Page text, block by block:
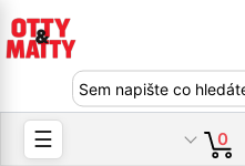
☰ 0